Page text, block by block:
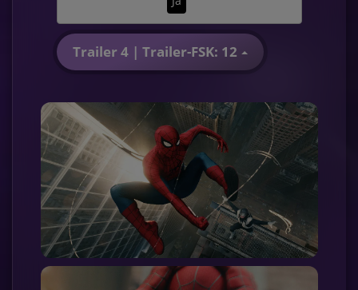
Trailer 4 | Trailer-FSK: 12